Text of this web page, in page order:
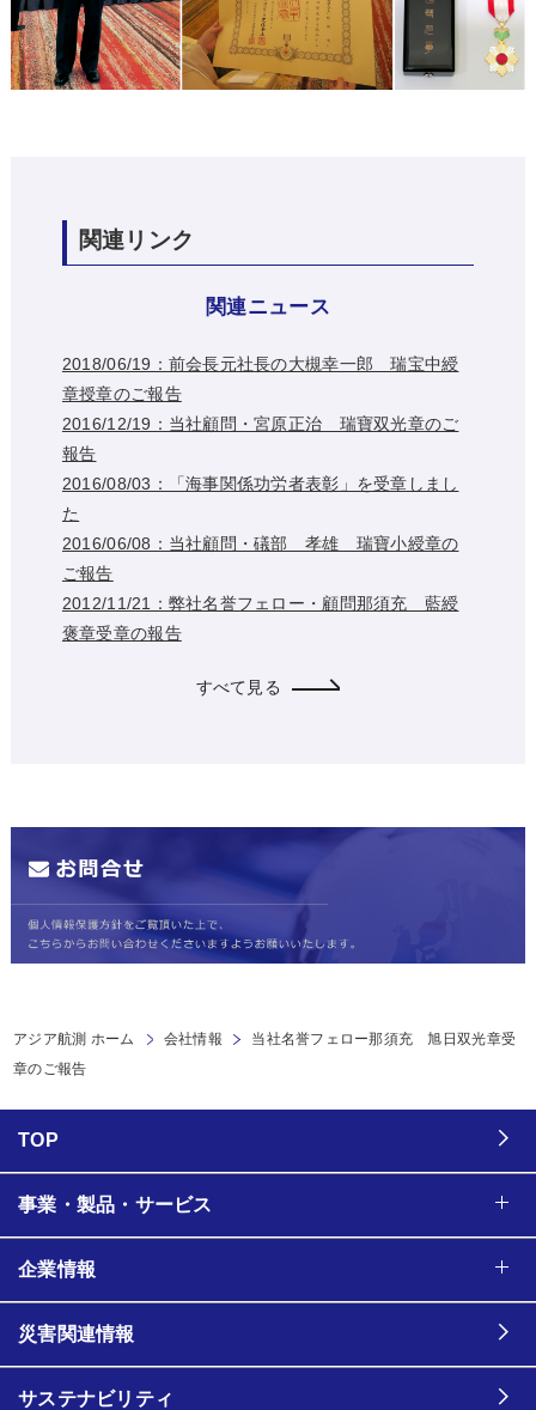
関連リンク
関連ニュース
2018/06/19：前会長元社長の大槻幸一郎 瑞宝中綬
章授章のご報告
2016/12/19：当社顧問・宮原正治 瑞寶双光章のご
報告
2016/08/03：「海事関係功労者表彰」を受章しまし
た
2016/06/08：当社顧問・礒部 孝雄 瑞寶小綬章の
ご報告
2012/11/21：弊社名誉フェロー・顧問那須充 藍綬
褒章受章の報告
すべて見る
アジア航測 ホーム 会社情報
当社名誉フェロー那須充 旭日双光章受
章のご報告
TOP
事業・製品・サービス
企業情報
災害関連情報
サステナビリティ